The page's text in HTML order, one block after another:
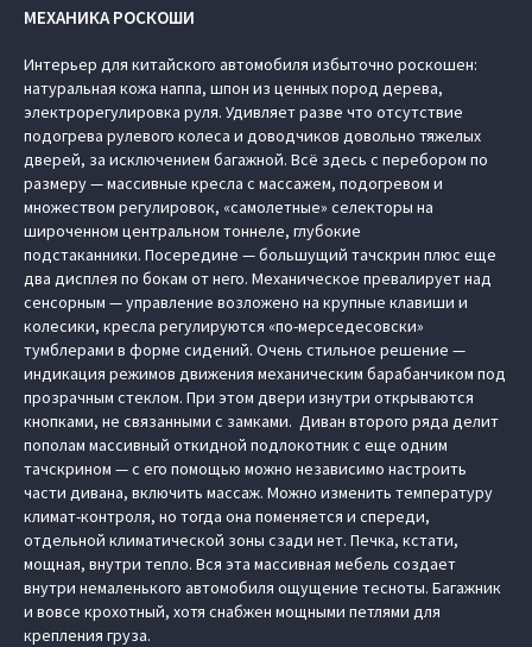
МЕХАНИКА РОСКОШИ
Интерьер для китайского автомобиля избыточно роскошен:
натуральная кожа наппа, шпон из ценных пород дерева,
электрорегулировка руля. Удивляет разве что отсутствие
подогрева рулевого колеса и доводчиков довольно тяжелых
дверей, за исключением багажной. Всё здесь с перебором по
размеру — массивные кресла с массажем, подогревом и
множеством регулировок, «самолетные» селекторы на
широченном центральном тоннеле, глубокие
подстаканники. Посередине — большущий тачскрин плюс еще
два дисплея по бокам от него. Механическое превалирует над
сенсорным — управление возложено на крупные клавиши и
колесики, кресла регулируются «по-мерседесовски»
тумблерами в форме сидений. Очень стильное решение —
индикация режимов движения механическим барабанчиком под
прозрачным стеклом. При этом двери изнутри открываются
кнопками, не связанными с замками. Диван второго ряда делит
пополам массивный откидной подлокотник с еще одним
тачскрином — с его помощью можно независимо настроить
части дивана, включить массаж. Можно изменить температуру
климат-контроля, но тогда она поменяется и спереди,
отдельной климатической зоны сзади нет. Печка, кстати,
мощная, внутри тепло. Вся эта массивная мебель создает
внутри немаленького автомобиля ощущение тесноты. Багажник
и вовсе крохотный, хотя снабжен мощными петлями для
крепления груза.